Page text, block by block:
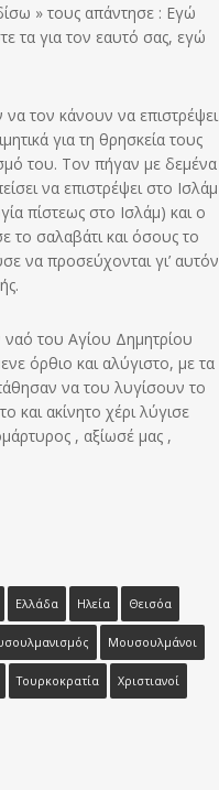
» τους απάντησε : Εγώ
τα για τον εαυτό σας, εγώ
να τον κάνουν να επιστρέψει
για τη θρησκεία τους
του. Τον πήγαν με δεμένα
να επιστρέψει στο Ισλάμ
πίστεως στο Ισλάμ) και ο
το σαλαβάτι και όσους το
να προσεύχονται γι’ αυτόν
ναό του Αγίου Δημητρίου
όρθιο και αλύγιστο, με τα
να του λυγίσουν το
και ακίνητο χέρι λύγισε
, αξίωσέ μας ,
Ελλάδα Ηλεία Θεισόα
Μουσουλμάνοι
Τουρκοκρατία Χριστιανοί